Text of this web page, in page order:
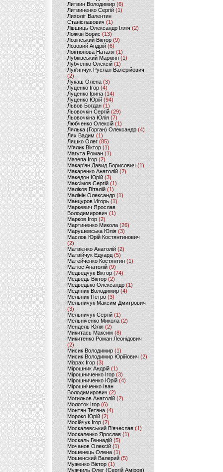
Литвин Володимир (6)
Литвиненко Сергій (1)
Лихоліт Валентин
Станіславович (1)
Лівшиць Олександр Ілліч (2)
Ложкін Борис(13)
Лозінський Віктор(9)
Лозовий Андрій (6)
Локтіонова Наталя (1)
Лубківський Маркіян(1)
Лубченко Олексій (1)
Лук'янчук Руслан Валерійович
(2)
Лукаш Олена (3)
Луценко Ігор (4)
Луценко Ірина (14)
Луценко Юрій (94)
Львов Богдан (1)
Льовочкін Сергій (29)
Льовочкіна Юлія(7)
Любченко Олексій(1)
Лялька (Горган) Олександр(4)
Лях Вадим (1)
Ляшко Олег (85)
М'ялик Віктор(1)
Магута Роман(1)
Мазепа Ігор (2)
Макар'ян Давид Борисович(1)
Макаренко Анатолій (2)
Македон Юрій(3)
Максімов Сергій (1)
Маліков Віталій (1)
Малінін Олександр (1)
Манцуров Игорь (1)
Маркевич Ярослав
Володимирович (1)
Марков Ігор (2)
Мартиненко Микола (26)
Марушевська Юлія (3)
Маслов Юрій Костянтинович
(2)
Матвієнко Анатолій (2)
Матвійчук Едуард(5)
Матейченко Костянтин (1)
Матіос Анатолій (9)
Медведчук Віктор(74)
Медведь Віктор (2)
Медведько Олександр (1)
Медяник Володимир(4)
Мельник Петро (3)
Мельничук Максим Дмитрович
(3)
Мельничук Сергій (1)
Мельніченко Микола (2)
Мендель Юлія (2)
Микитась Максим (8)
Микитенко Роман Леонідович
(2)
Мисик Володимир (1)
Мисик Володимир Юрійович(2)
Мізрах Ігор(3)
Мірошник Андрій(1)
Мірошниченко Ігор (3)
Мірошниченко Юрій(4)
Мірошніченко Іван
Володимирович (2)
Могильов Анатолій (2)
Молоток Ігор (6)
Монтян Тетяна (4)
Мороко Юрій(2)
Мосійчук Ігор (2)
Москалевський В'ячеслав (1)
Москаленко Ярослав (1)
Москаль Геннадій (5)
Мочанов Олексій(1)
Мошенець Олена(1)
Мошенский Валерий (5)
Муженко Віктор (1)
Мужчиль Олег (Сергій Аміров)